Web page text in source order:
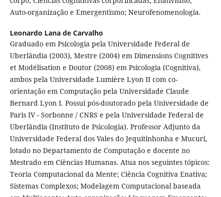
Auto-organização e Emergentismo; Neurofenomenologia.
Leonardo Lana de Carvalho
Graduado em Psicologia pela Universidade Federal de
Uberlândia (2003), Mestre (2004) em Dimensions Cognitives
et Modélisation e Doutor (2008) em Psicologia (Cognitiva),
ambos pela Universidade Lumière Lyon II com co-
orientação em Computação pela Universidade Claude
Bernard Lyon I. Possui pós-doutorado pela Universidade de
Paris IV - Sorbonne / CNRS e pela Universidade Federal de
Uberlândia (Instituto de Psicologia). Professor Adjunto da
Universidade Federal dos Vales do Jequitinhonha e Mucuri,
lotado no Departamento de Computação e docente no
Mestrado em Ciências Humanas. Atua nos seguintes tópicos:
Teoria Computacional da Mente; Ciência Cognitiva Enativa;
Sistemas Complexos; Modelagem Computacional baseada